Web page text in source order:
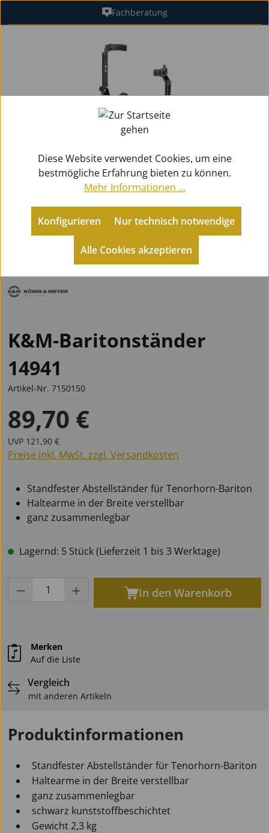
Zum Hauptinhalt springenFachberatung
Bildergalerie überspringen
Instrumentenständer
für Tenorhörner / Baritone
K&M-Baritonständer
14941
Artikel-Nr. 7150150
Regulärer Preis:
89,70 €
UVP Regulärer Preis:
121,90 €
Preise inkl. MwSt. zzgl. Versandkosten
Standfester Abstellständer für Tenorhorn-Bariton
Haltearme in der Breite verstellbar
ganz zusammenlegbar
Lagernd: 5 Stück (Lieferzeit 1 bis 3 Werktage)
Produkt Anzahl: Gib den gewünschten
In den Warenkorb
Merken
Auf die Liste
Vergleich
mit anderen Artikeln
Produktinformationen
Standfester Abstellständer für Tenorhorn-Bariton
Haltearme in der Breite verstellbar
ganz zusammenlegbar
schwarz kunststoffbeschichtet
Gewicht 2,3 kg
Diese Website verwendet Cookies, um eine
bestmögliche Erfahrung bieten zu können.
Mehr Informationen ...
Konfigurieren
Alle Cookies akzeptieren
Nur technisch notwendige